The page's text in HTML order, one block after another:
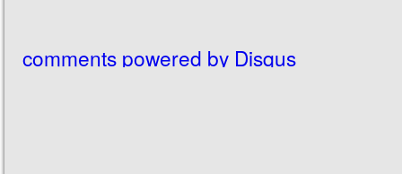
comments powered by Disqus